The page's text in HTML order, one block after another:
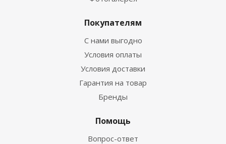
Покупателям
С нами выгодно
Условия оплаты
Условия доставки
Гарантия на товар
Бренды
Помощь
Вопрос-ответ